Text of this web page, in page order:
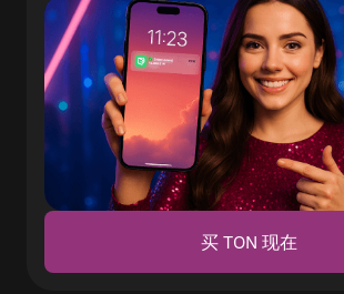
买 TON 现在